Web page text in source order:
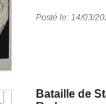
Posté le: 14/03/
Bataille de